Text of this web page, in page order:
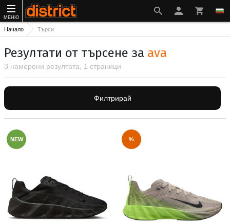
МЕНЮ
Начало Търси
Резултати от търсене за ava
3 намерени резултата, 1 страници
Филтрирай
NEW %